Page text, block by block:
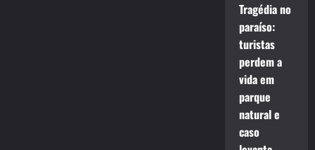
Tragédia no
paraíso:
turistas
perdem a
vida em
parque
natural e
caso